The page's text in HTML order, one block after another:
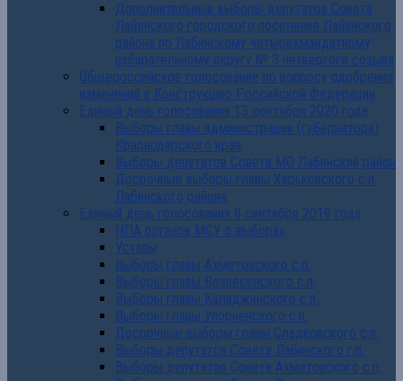
Дополнительные выборы депутатов Совета
Лабинского городского поселения Лабинского
района по Лабинскому четырехмандатному
избирательному округу № 3 четвертого созыва
Общероссийское голосование по вопросу одобрения
изменений в Конструкцию Российской Федерации
Единый день голосования 13 сентября 2020 года
Выборы главы администрации (губернатора)
Краснодарского края
Выборы депутатов Совета МО Лабинский район
Досрочные выборы главы Харьковского с.п.
Лабинского района
Единый день голосования 8 сентября 2019 года
НПА органов МСУ о выборах
Уставы
Выборы главы Ахметовского с.п.
Выборы главы Вознесенского с.п.
Выборы главы Каладжинского с.п.
Выборы главы Упорненского с.п.
Досрочные выборы главы Сладковского с.п.
Выборы депутатов Совета Лабинского г.п.
Выборы депутатов Совета Ахметовского с.п.